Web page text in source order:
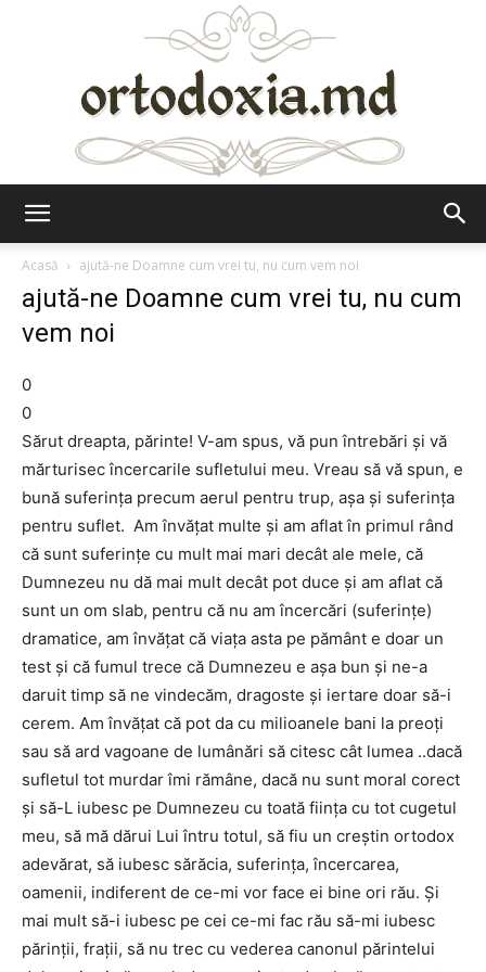
Acasă
ajută-ne Doamne cum vrei tu, nu cum vem noi
ajută-ne Doamne cum vrei tu, nu cum
vem noi
0
0
Sărut dreapta, părinte! V-am spus, vă pun întrebări şi vă
mărturisec încercarile sufletului meu. Vreau să vă spun, e
bună suferinţa precum aerul pentru trup, aşa şi suferinţa
pentru suflet. Am învăţat multe şi am aflat în primul rând
că sunt suferinţe cu mult mai mari decât ale mele, că
Dumnezeu nu dă mai mult decât pot duce şi am aflat că
sunt un om slab, pentru că nu am încercări (suferinţe)
dramatice, am învăţat că viaţa asta pe pământ e doar un
test şi că fumul trece că Dumnezeu e aşa bun şi ne-a
daruit timp să ne vindecăm, dragoste şi iertare doar să-i
cerem. Am învăţat că pot da cu milioanele bani la preoţi
sau să ard vagoane de lumânări să citesc cât lumea ..dacă
sufletul tot murdar îmi rămâne, dacă nu sunt moral corect
şi să-L iubesc pe Dumnezeu cu toată fiinţa cu tot cugetul
meu, să mă dărui Lui întru totul, să fiu un creştin ortodox
adevărat, să iubesc sărăcia, suferinţa, încercarea,
oamenii, indiferent de ce-mi vor face ei bine ori rău. Și
mai mult să-i iubesc pe cei ce-mi fac rău să-mi iubesc
părinţii, fraţii, să nu trec cu vederea canonul părintelui